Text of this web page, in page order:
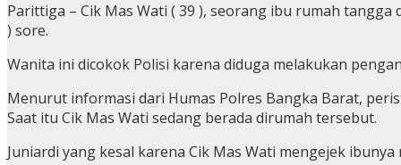
Parittiga – Cik Mas Wati ( 39 ), seorang ibu rumah
) sore.
Wanita ini dicokok Polisi karena diduga melakukan
Menurut informasi dari Humas Polres Bangka Barat,
Saat itu Cik Mas Wati sedang berada dirumah tersebut.
Juniardi yang kesal karena Cik Mas Wati mengejek